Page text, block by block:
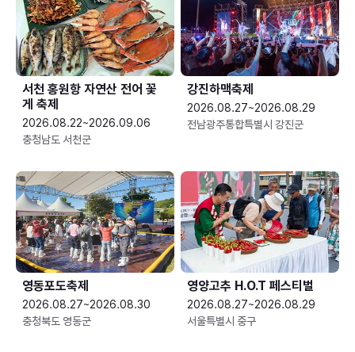
서천 홍원항 자연산 전어 꽃
게 축제
2026.08.22~2026.09.06
충청남도 서천군
강진하맥축제
2026.08.27~2026.08.29
전남광주통합특별시 강진군
영동포도축제
2026.08.27~2026.08.30
충청북도 영동군
영양고추 H.O.T 페스티벌
2026.08.27~2026.08.29
서울특별시 중구